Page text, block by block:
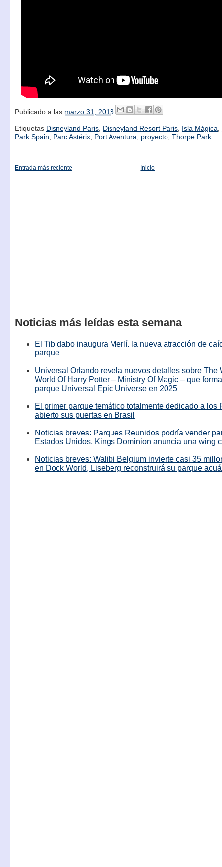
Publicado a las marzo 31, 2013
Etiquetas Disneyland Paris, Disneyland Resort Paris, Isla Mágica,
Park Spain, Parc Astérix, Port Aventura, proyecto, Thorpe Park
Entrada más reciente Inicio
Noticias más leídas esta semana
El Tibidabo inaugura Merlí, la nueva atracción de
parque
Universal Orlando revela nuevos detalles sobre The
World Of Harry Potter – Ministry Of Magic – que
parque Universal Epic Universe en 2025
El primer parque temático totalmente dedicado a los
abierto sus puertas en Brasil
Noticias breves: Parques Reunidos podría vender
Estados Unidos, Kings Dominion anuncia una wing
Noticias breves: Walibi Belgium invierte casi 35
en Dock World, Liseberg reconstruirá su parque